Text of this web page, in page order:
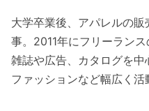
大学卒業後、アパレルの
事。2011年にフリーランス
雑誌や広告、カタログを中
ファッションなど幅広く活